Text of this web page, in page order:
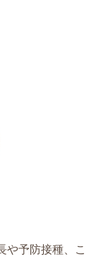
や予防接種、こ